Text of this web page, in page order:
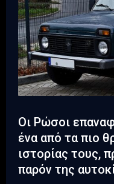
Οι Ρώσοι
ένα από τα πιο
ιστορίας τους,
παρόν της